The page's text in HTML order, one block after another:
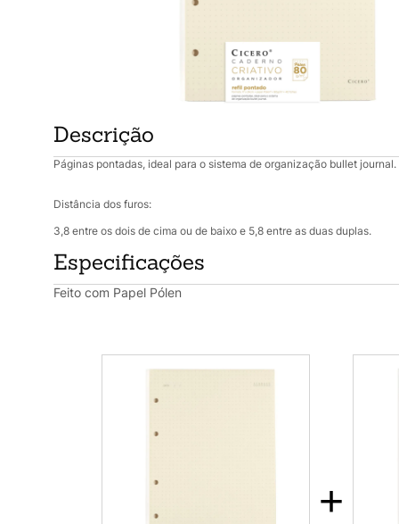
Descrição
Páginas pontadas, ideal para o sistema de organização bullet journal.
Distância dos furos:
3,8 entre os dois de cima ou de baixo e 5,8 entre as duas duplas.
Especificações
Feito com Papel Pólen
+